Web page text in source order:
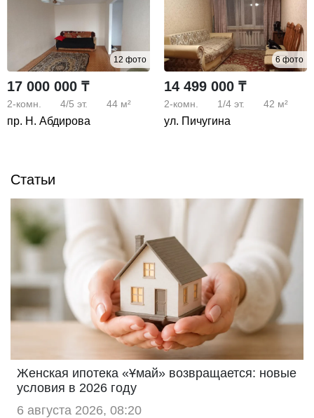
12 фото
17 000 000 ₸
2-комн. 4/5 эт. 44 м²
пр. Н. Абдирова
6 фото
14 499 000 ₸
2-комн. 1/4 эт. 42 м²
ул. Пичугина
Статьи
Женская ипотека «Ұмай» возвращается: новые
условия в 2026 году
6 августа 2026, 08:20